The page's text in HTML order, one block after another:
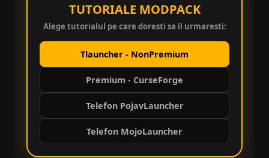
TUTORIALE MODPACK
Alege tutorialul pe care doresti sa il urmaresti:
Tlauncher - NonPremium
Premium - CurseForge
Telefon PojavLauncher
Telefon MojoLauncher